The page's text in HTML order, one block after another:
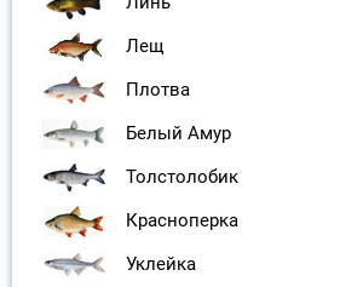
Лещ
Плотва
Белый Амур
Толстолобик
Красноперка
Уклейка